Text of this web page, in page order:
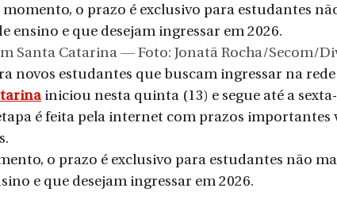
o prazo é exclusivo para estudantes
ensino e que desejam ingressar em 2026.
Santa Catarina — Foto: Jonatã Rocha/Secom/
novos estudantes que buscam ingressar na
iniciou nesta quinta (13) e segue até a
é feita pela internet com prazos importantes
o prazo é exclusivo para estudantes não
e que desejam ingressar em 2026.